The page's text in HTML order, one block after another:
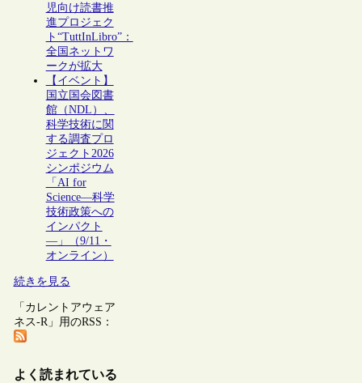
児向け読書推
進プロジェク
ト“TuttInLibro”：
全国ネットワ
ークが拡大
【イベント】
国立国会図書
館（NDL）、
科学技術に関
する調査プロ
ジェクト2026
シンポジウム
「AI for
Science―科学
技術政策への
インパクト
―」（9/11・
オンライン）
続きを見る
「カレントアウェア
ネス-R」用のRSS：
よく読まれている